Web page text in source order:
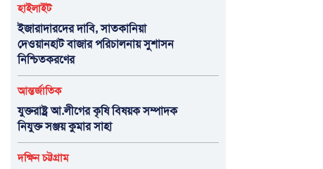
হাইলাইট
ইজারাদারদের দাবি, সাতকানিয়া
দেওয়ানহাট বাজার পরিচালনায় সুশাসন
নিশ্চিতকরণের
আন্তর্জাতিক
যুক্তরাষ্ট্র আ.লীগের কৃষি বিষয়ক সম্পাদক
নিযুক্ত সঞ্জয় কুমার সাহা
দক্ষিন চট্টগ্রাম